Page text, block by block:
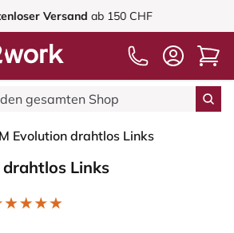
Versand ab 150 CHF
Evolution drahtlos Links
Links